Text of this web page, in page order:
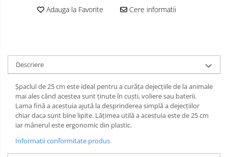
Adauga la Favorite Cere informatii
Descriere
Șpaclul de 25 cm este ideal pentru a curăța dejecțiile de la animale
mai ales când acestea sunt ținute în cuști, voliere sau baterii.
Lama fină a acestuia ajută la desprinderea simplă a dejecțiilor
chiar daca sunt bine lipite. Lățimea utilă a acestuia este de 25 cm
iar mânerul este ergonomic din plastic.
Informatii conformitate produs